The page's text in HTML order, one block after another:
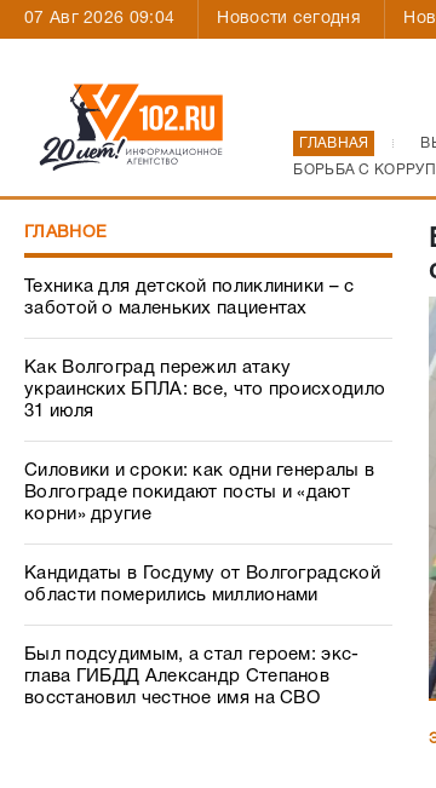
07 Авг 2026 09:04 Новости сегодня
ГЛАВНАЯ
БОРЬБА С
ГЛАВНОЕ
Техника для детской поликлиники – с
заботой о маленьких пациентах
Как Волгоград пережил атаку
украинских БПЛА: все, что происходило
31 июля
Силовики и сроки: как одни генералы в
Волгограде покидают посты и «дают
корни» другие
Кандидаты в Госдуму от Волгоградской
области померились миллионами
Был подсудимым, а стал героем: экс-
глава ГИБДД Александр Степанов
восстановил честное имя на СВО